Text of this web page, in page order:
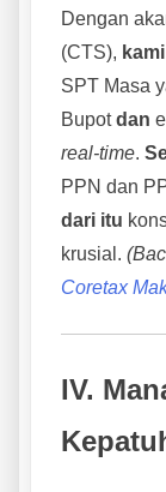
Dengan
(CTS),
SPT Masa
Bupotdan
real-time.
PPN dan
dari itu
krusial.
Coretax
IV.